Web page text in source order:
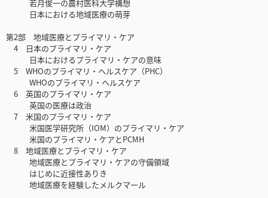
若月俊一の農村医科大学構想
日本における地域医療の萌芽
第2部 地域医療とプライマリ・ケア
4 日本のプライマリ・ケア
日本におけるプライマリ・ケアの意味
5 WHOのプライマリ・ヘルスケア（PHC）
WHOのプライマリ・ヘルスケア
6 英国のプライマリ・ケア
英国の医療は政治
7 米国のプライマリ・ケア
米国医学研究所（IOM）のプライマリ・ケア
米国のプライマリ・ケアとPCMH
8 地域医療とプライマリ・ケア
地域医療とプライマリ・ケアの守備領域
はじめに近接性ありき
地域医療を経験したメルクマール